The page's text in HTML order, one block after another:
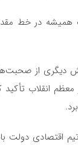
همیشه در خط
از
انقلاب تأکید
اقتصادی دولت